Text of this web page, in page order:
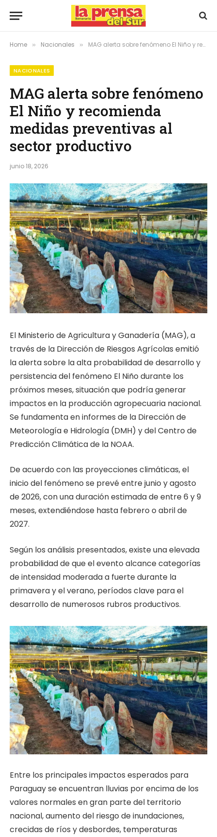
Home » Nacionales » MAG alerta sobre fenómeno El Niño y recomienda medidas preventivas al sector productivo
NACIONALES
MAG alerta sobre fenómeno
El Niño y recomienda
medidas preventivas al
sector productivo
junio 18, 2026
El Ministerio de Agricultura y Ganadería (MAG), a
través de la Dirección de Riesgos Agrícolas emitió
la alerta sobre la alta probabilidad de desarrollo y
persistencia del fenómeno El Niño durante los
próximos meses, situación que podría generar
impactos en la producción agropecuaria nacional.
Se fundamenta en informes de la Dirección de
Meteorología e Hidrología (DMH) y del Centro de
Predicción Climática de la NOAA.
De acuerdo con las proyecciones climáticas, el
inicio del fenómeno se prevé entre junio y agosto
de 2026, con una duración estimada de entre 6 y 9
meses, extendiéndose hasta febrero o abril de
2027.
Según los análisis presentados, existe una elevada
probabilidad de que el evento alcance categorías
de intensidad moderada a fuerte durante la
primavera y el verano, períodos clave para el
desarrollo de numerosos rubros productivos.
Entre los principales impactos esperados para
Paraguay se encuentran lluvias por encima de los
valores normales en gran parte del territorio
nacional, aumento del riesgo de inundaciones,
crecidas de ríos y desbordes, temperaturas